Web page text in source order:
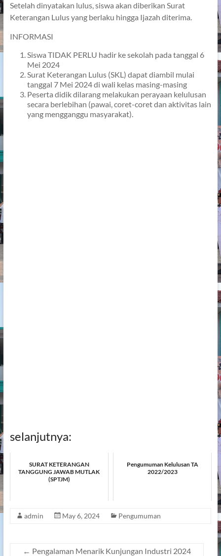
Setelah dinyatakan lulus, siswa akan diberikan Surat
Keterangan Lulus yang berlaku hingga Ijazah diterima.
INFORMASI
Siswa TIDAK PERLU hadir ke sekolah pada tanggal 6
Mei 2024
Surat Keterangan Lulus (SKL) dapat diambil mulai
tanggal 7 Mei 2024 di wali kelas masing-masing
Peserta didik dilarang melakukan perayaan kelulusan
secara berlebihan (pawai, coret-coret dan aktivitas lain
yang mengganggu masyarakat).
selanjutnya:
SURAT KETERANGAN
TANGGUNG JAWAB MUTLAK
(SPTJM)
Pengumuman Kelulusan TA
2022/2023
admin May 6, 2024 Pengumuman
← Pengalaman Menarik Kunjungan Industri 2024